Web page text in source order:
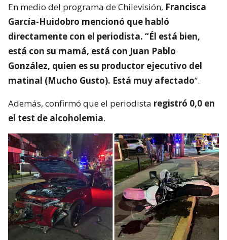
En medio del programa de Chilevisión, Francisca
García-Huidobro mencionó que habló
directamente con el periodista. “Él está bien,
está con su mamá, está con Juan Pablo
González, quien es su productor ejecutivo del
matinal (Mucho Gusto). Está muy afectado”.
Además, confirmó que el periodista registró 0,0 en
el test de alcoholemia.